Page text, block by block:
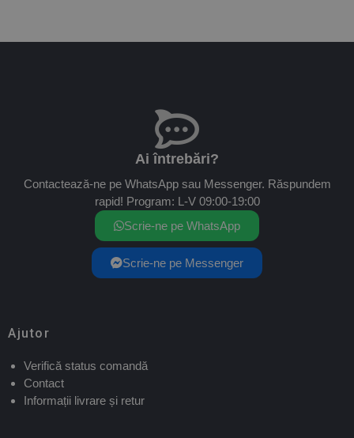
Ai întrebări?
Contactează-ne pe WhatsApp sau Messenger. Răspundem
rapid! Program: L-V 09:00-19:00
Scrie-ne pe WhatsApp
Scrie-ne pe Messenger
Ajutor
Verifică status comandă
Contact
Informații livrare și retur